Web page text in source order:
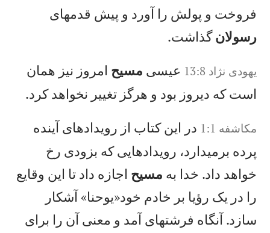
فروخت و پولش را آورد و پيش قدمهای
رسولانگذاشت.
يهودى نژاد 13:8 عيسی مسيح امروز نيز همان
است كه ديروز بود و هرگز تغيير نخواهد كرد.
مکاشفه 1:1
در اين كتاب از رويدادهای آينده
پرده برمیدارد، رويدادهايی كه بزودی رخ
خواهد داد. خدا به مسيح اجازه داد تا اين وقايع
را در يک رؤيا بر خادم خود«يوحنا» آشكار
سازد. آنگاه فرشتهای آمد و معنی آن را برای